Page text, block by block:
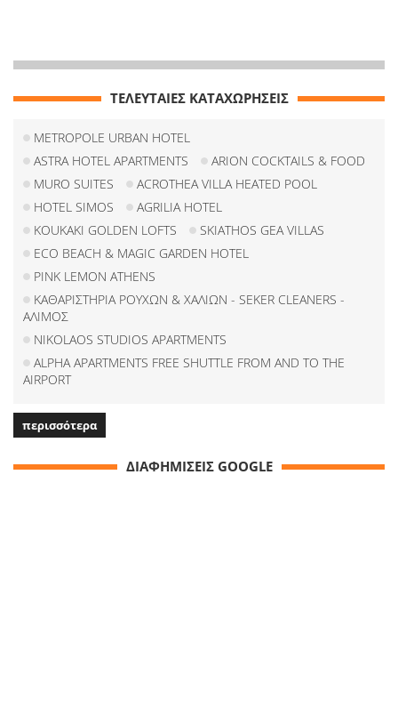
ΤΕΛΕΥΤΑΙΕΣ ΚΑΤΑΧΩΡΗΣΕΙΣ
METROPOLE URBAN HOTEL
ASTRA HOTEL APARTMENTS
ARION COCKTAILS & FOOD
MURO SUITES
ACROTHEA VILLA HEATED POOL
HOTEL SIMOS
AGRILIA HOTEL
KOUKAKI GOLDEN LOFTS
SKIATHOS GEA VILLAS
ECO BEACH & MAGIC GARDEN HOTEL
PINK LEMON ATHENS
ΚΑΘΑΡΙΣΤΗΡΙΑ ΡΟΥΧΩΝ & ΧΑΛΙΩΝ - SEKER CLEANERS -
ΑΛΙΜΟΣ
NIKOLAOS STUDIOS APARTMENTS
ALPHA APARTMENTS FREE SHUTTLE FROM AND TO THE
AIRPORT
περισσότερα
ΔΙΑΦΗΜΙΣΕΙΣ GOOGLE